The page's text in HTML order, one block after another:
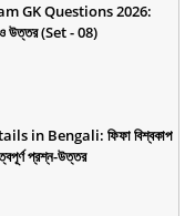
GK Questions 2026:
ও উত্তর (Set - 08)
in Bengali: ফিফা বিশ্বকাপ
প্রশ্ন-উত্তর